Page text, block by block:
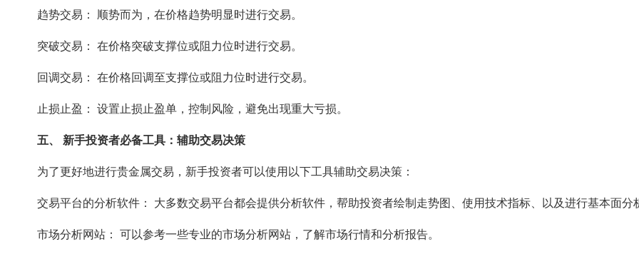
趋势交易： 顺势而为，在价格趋势明显时进行交易。
突破交易： 在价格突破支撑位或阻力位时进行交易。
回调交易： 在价格回调至支撑位或阻力位时进行交易。
止损止盈： 设置止损止盈单，控制风险，避免出现重大亏损。
五、 新手投资者必备工具：辅助交易决策
为了更好地进行贵金属交易，新手投资者可以使用以下工具辅助交易决策：
交易平台的分析软件： 大多数交易平台都会提供分析软件，帮助投资者绘制走势图、使用技术指标、以及进行基本面分
市场分析网站： 可以参考一些专业的市场分析网站，了解市场行情和分析报告。